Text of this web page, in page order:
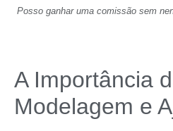
Posso ganhar uma comissão sem
A Importância
Modelagem e